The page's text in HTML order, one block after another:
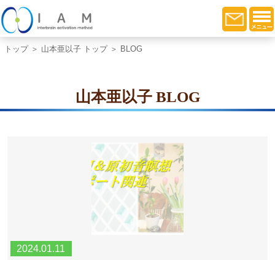
トップ＞ 山本亜以子 トップ＞ BLOG
山本亜以子 BLOG
2024.01.11